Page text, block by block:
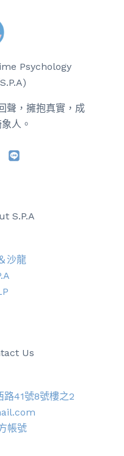
Psychology
聲，擁抱真實，成
人。
S.P.A
沙龍
Us
路41號8號樓之2
帳號